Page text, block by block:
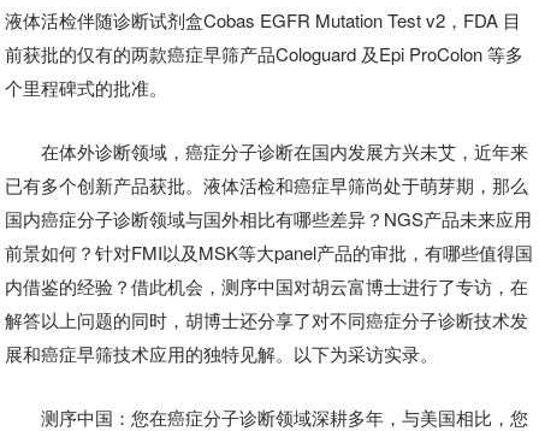
液体活检伴随诊断试剂盒Cobas EGFR Mutation Test v2，FDA 目
前获批的仅有的两款癌症早筛产品Cologuard 及Epi ProColon 等多
个里程碑式的批准。
在体外诊断领域，癌症分子诊断在国内发展方兴未艾，近年来
已有多个创新产品获批。液体活检和癌症早筛尚处于萌芽期，那么
国内癌症分子诊断领域与国外相比有哪些差异？NGS产品未来应用
前景如何？针对FMI以及MSK等大panel产品的审批，有哪些值得国
内借鉴的经验？借此机会，测序中国对胡云富博士进行了专访，在
解答以上问题的同时，胡博士还分享了对不同癌症分子诊断技术发
展和癌症早筛技术应用的独特见解。以下为采访实录。
测序中国：您在癌症分子诊断领域深耕多年，与美国相比，您